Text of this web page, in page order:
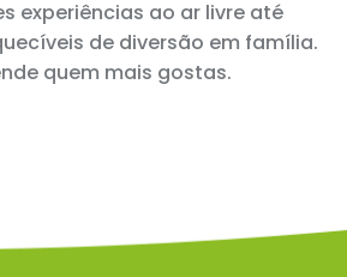
experiências ao ar livre até
de diversão em família.
quem mais gostas.